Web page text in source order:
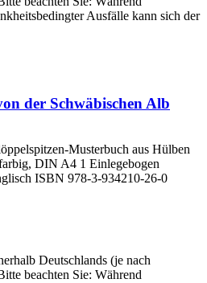
Ausfälle kann sich der
der Schwäbischen Alb
Musterbuch aus Hülben
DIN A4 1 Einlegebogen
ISBN 978-3-934210-26-0
Deutschlands (je nach
beachten Sie: Während